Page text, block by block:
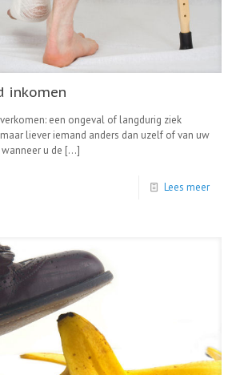
inkomen
een ongeval of langdurig ziek
liever iemand anders dan uzelf of van uw
u de […]
Lees meer